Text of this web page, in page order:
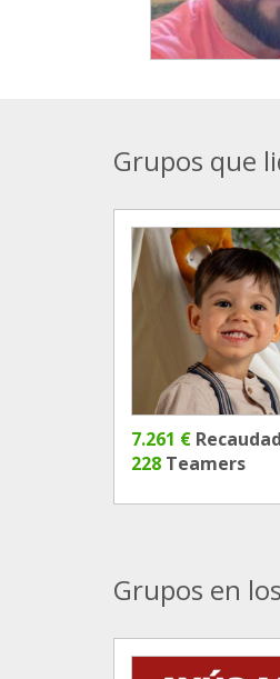
Grupos que
7.261 €
228 Teamers
Grupos en